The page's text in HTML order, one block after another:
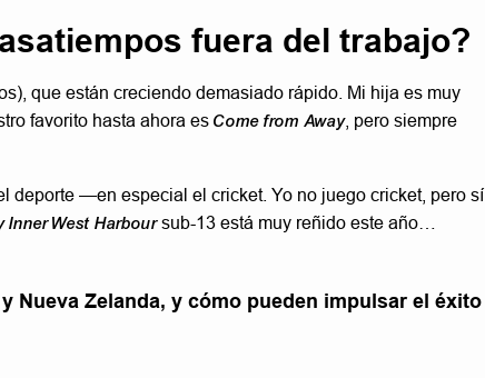
fuera del trabajo?
que están creciendo demasiado rápido. Mi hija es muy
favorito hasta ahora es Come from Away, pero siempre
deporte —en especial el cricket. Yo no juego cricket, pero sí
Inner West Harboursub-13 está muy reñido este año…
Nueva Zelanda, y cómo pueden impulsar el éxito